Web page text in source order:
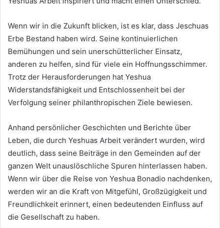
Wenn wir in die Zukunft blicken, ist es klar, dass Jeschuas
Erbe Bestand haben wird. Seine kontinuierlichen
Bemühungen und sein unerschütterlicher Einsatz,
anderen zu helfen, sind für viele ein Hoffnungsschimmer.
Trotz der Herausforderungen hat Yeshua
Widerstandsfähigkeit und Entschlossenheit bei der
Verfolgung seiner philanthropischen Ziele bewiesen.
Anhand persönlicher Geschichten und Berichte über
Leben, die durch Yeshuas Arbeit verändert wurden, wird
deutlich, dass seine Beiträge in den Gemeinden auf der
ganzen Welt unauslöschliche Spuren hinterlassen haben.
Wenn wir über die Reise von Yeshua Bonadio nachdenken,
werden wir an die Kraft von Mitgefühl, Großzügigkeit und
Freundlichkeit erinnert, einen bedeutenden Einfluss auf
die Gesellschaft zu haben.